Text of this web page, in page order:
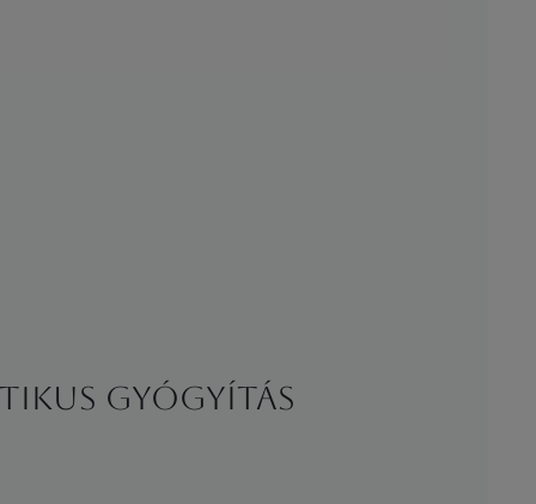
gyógyítás